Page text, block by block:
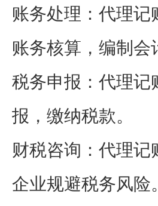
账务处理：代理
账务核算，编制会
税务申报：代理记
报，缴纳税款。
财税咨询：代理
企业规避税务风险。